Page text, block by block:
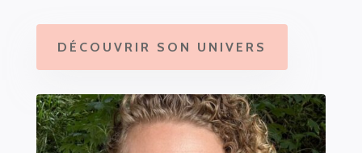
DÉCOUVRIR SON UNIVERS